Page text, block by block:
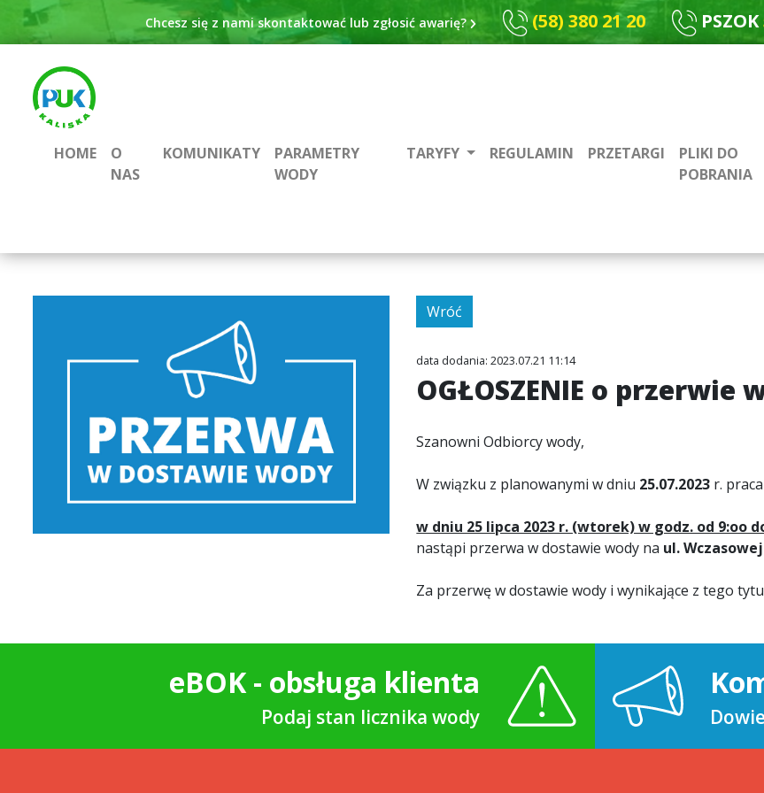
Chcesz się z nami skontaktować lub zgłosić awarię? (58) 380 21 20 PSZOK
HOME
O
NAS
KOMUNIKATY
PARAMETRY
WODY
TARYFY REGULAMIN PRZETARGI
PLIKI DO
POBRANIA
Wróć
data dodania: 2023.07.21 11:14
OGŁOSZENIE o przerwie
Szanowni Odbiorcy wody,
W związku z planowanymi w dniu 25.07.2023 r.
w dniu 25 lipca 2023 r. (wtorek) w godz. od 9:oo
nastąpi przerwa w dostawie wody na ul.
Za przerwę w dostawie wody i wynikające z tego
eBOK - obsługa klienta
Podaj stan licznika wody